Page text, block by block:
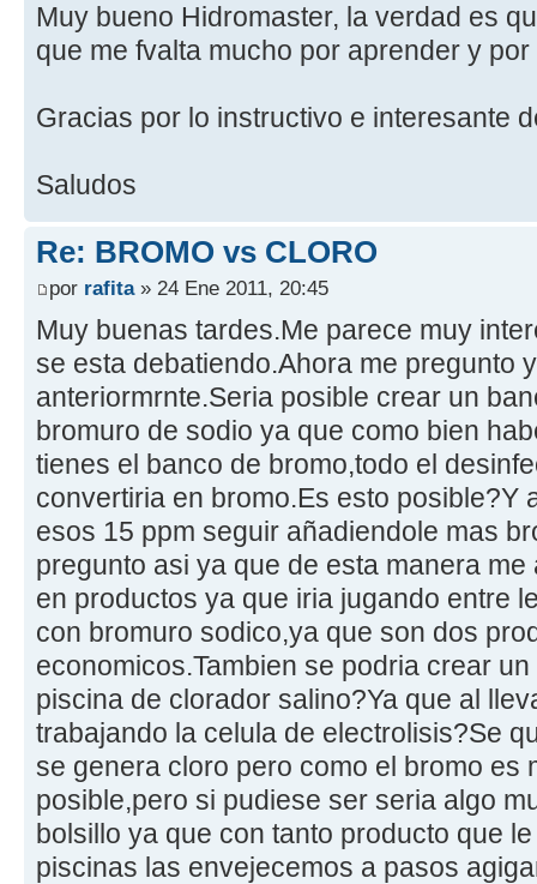
Muy bueno Hidromaster, la verdad es
que me fvalta mucho por aprender y por
Gracias por lo instructivo e interesante
Saludos
Re: BROMO vs CLORO
por rafita» 24 Ene 2011, 20:45
Muy buenas tardes.Me parece muy
se esta debatiendo.Ahora me pregunto
anteriormrnte.Seria posible crear un
bromuro de sodio ya que como bien
tienes el banco de bromo,todo el
convertiria en bromo.Es esto posible?Y
esos 15 ppm seguir añadiendole mas
pregunto asi ya que de esta manera
en productos ya que iria jugando entre
con bromuro sodico,ya que son dos
economicos.Tambien se podria crear
piscina de clorador salino?Ya que al
trabajando la celula de electrolisis?Se
se genera cloro pero como el bromo es
posible,pero si pudiese ser seria algo
bolsillo ya que con tanto producto que
piscinas las envejecemos a pasos